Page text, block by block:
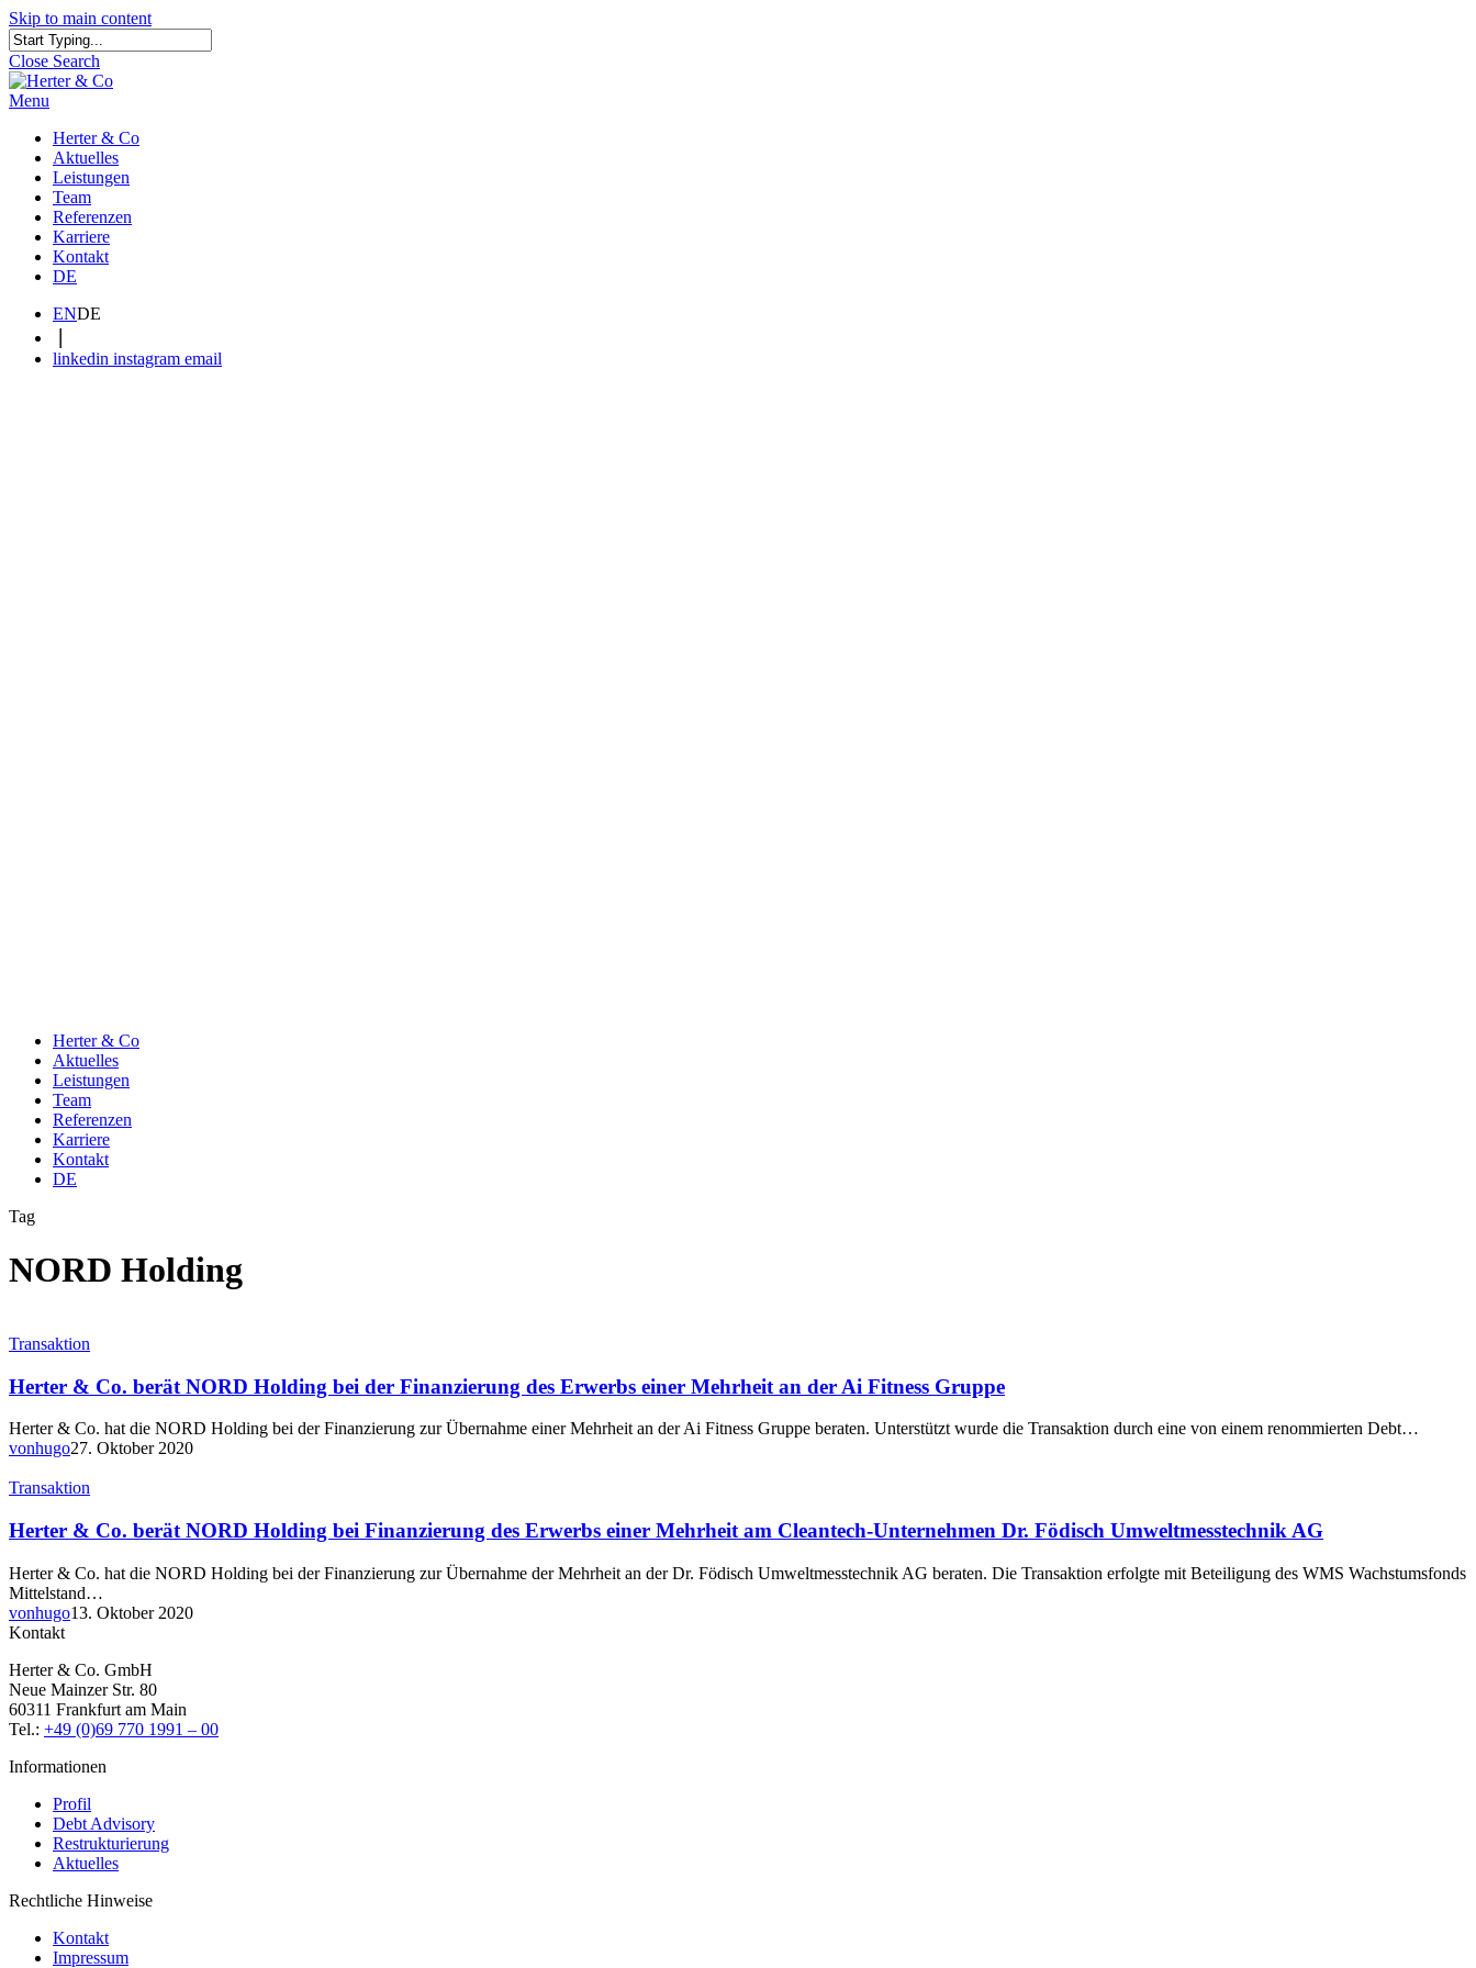
Skip to main content
Close Search
Menu
Herter & Co
Aktuelles
Leistungen
Team
Referenzen
Karriere
Kontakt
DE
ENDE
|
linkedin instagram email
Herter & Co
Aktuelles
Leistungen
Team
Referenzen
Karriere
Kontakt
DE
Tag
NORD Holding
Transaktion
Herter & Co. berät NORD Holding bei der Finanzierung des Erwerbs einer Mehrheit an der Ai Fitness Gruppe
Herter & Co. hat die NORD Holding bei der Finanzierung zur Übernahme einer Mehrheit an der Ai Fitness Gruppe beraten. Unterstützt wurde die Transaktion durch eine von einem renommierten Debt…
vonhugo27. Oktober 2020
Transaktion
Herter & Co. berät NORD Holding bei Finanzierung des Erwerbs einer Mehrheit am Cleantech-Unternehmen Dr. Födisch Umweltmesstechnik AG
Herter & Co. hat die NORD Holding bei der Finanzierung zur Übernahme der Mehrheit an der Dr. Födisch Umweltmesstechnik AG beraten. Die Transaktion erfolgte mit Beteiligung des WMS Wachstumsfonds
Mittelstand…
vonhugo13. Oktober 2020
Kontakt
Herter & Co. GmbH
Neue Mainzer Str. 80
60311 Frankfurt am Main
Tel.: +49 (0)69 770 1991 – 00
Informationen
Profil
Debt Advisory
Restrukturierung
Aktuelles
Rechtliche Hinweise
Kontakt
Impressum